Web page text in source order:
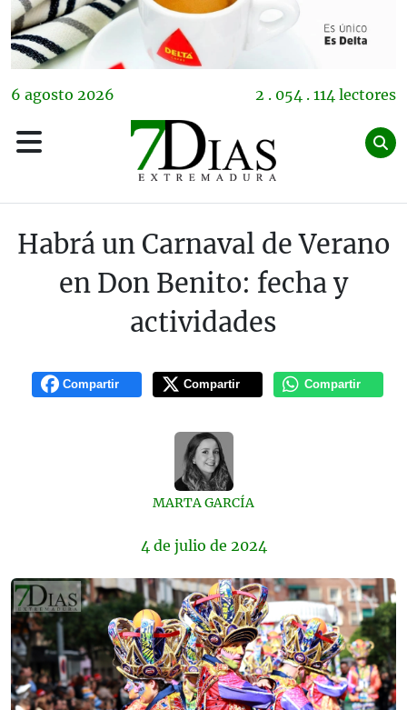
6 agosto 2026 2 . 054 . 114 lectores
Habrá un Carnaval de Verano
en Don Benito: fecha y
actividades
Compartir Compartir Compartir
MARTA GARCÍA
4 de julio de 2024